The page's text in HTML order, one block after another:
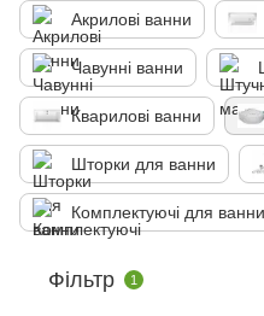
Акрилові ванни
Чавунні ванни
Кварилові ванни
Шторки для ванни
Комплектуючі для ванни
Фільтр 1